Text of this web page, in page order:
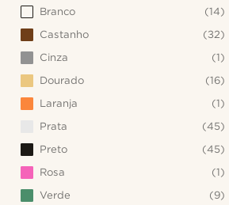
Branco
(14)
Castanho
(32)
Cinza
(1)
Dourado
(16)
Laranja
(1)
Prata
(45)
Preto
(45)
Rosa
(1)
Verde
(9)